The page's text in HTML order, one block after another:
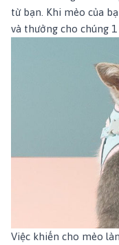
từ bạn. Khi mèo của
và thưởng cho chúng
Việc khiến cho mèo